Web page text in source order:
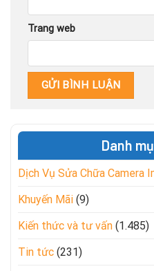
Trang web
Danh
Dịch Vụ Sửa Chữa Camera
Khuyến Mãi (9)
Kiến thức và tư vấn (1.485)
Tin tức (231)